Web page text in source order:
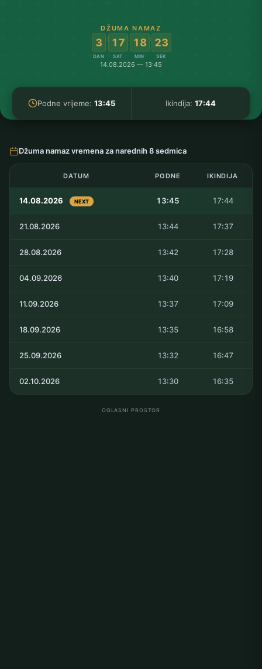
DŽUMA NAMAZ
3
DAN
: 17
SAT
: 18
MIN
: 23
SEK
14.08.2026 — 13:45
Podne vrijeme: 13:45 Ikindija: 17:44
Džuma namaz vremena za narednih 8 sedmica
DATUM PODNE IKINDIJA
14.08.2026 NEXT 13:45 17:44
21.08.2026 13:44 17:37
28.08.2026 13:42 17:28
04.09.2026 13:40 17:19
11.09.2026 13:37 17:09
18.09.2026 13:35 16:58
25.09.2026 13:32 16:47
02.10.2026 13:30 16:35
OGLASNI PROSTOR